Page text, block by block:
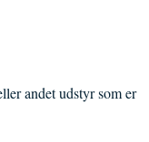
andet udstyr som er